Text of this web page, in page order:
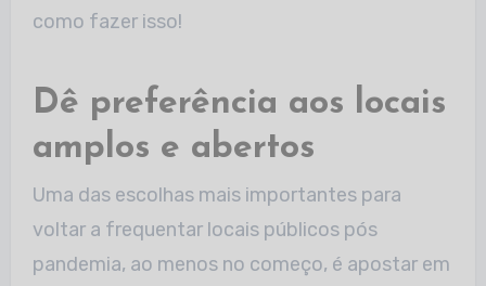
como fazer isso!
Dê preferência aos locais
amplos e abertos
Uma das escolhas mais importantes para
voltar a frequentar locais públicos pós
pandemia, ao menos no começo, é apostar em